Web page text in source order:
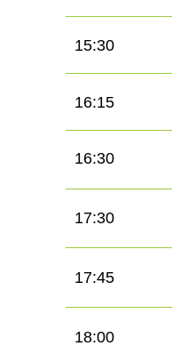
18:00
17:30
17:45
16:30
16:15
15:30